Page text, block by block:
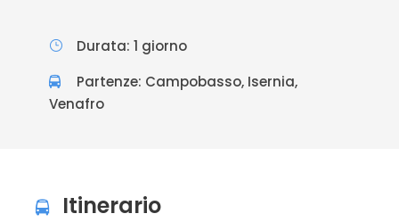
Durata: 1 giorno
Partenze: Campobasso, Isernia,
Venafro
Itinerario